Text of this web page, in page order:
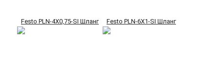
Festo PLN-4X0,75-SI Шланг Festo PLN-6X1-SI Шланг